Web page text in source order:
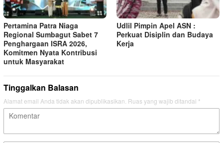
Pertamina Patra Niaga
Regional Sumbagut Sabet 7
Penghargaan ISRA 2026,
Komitmen Nyata Kontribusi
untuk Masyarakat
Udlil Pimpin Apel ASN :
Perkuat Disiplin dan Budaya
Kerja
Tinggalkan Balasan
Alamat email Anda tidak akan dipublikasikan. Ruas yang wajib ditandai *